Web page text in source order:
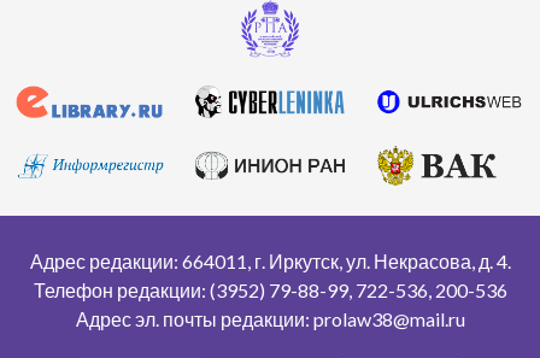
Адрес редакции: 664011, г. Иркутск, ул. Некрасова, д. 4.
Телефон редакции: (3952) 79-88-99, 722-536, 200-536
Адрес эл. почты редакции: prolaw38@mail.ru